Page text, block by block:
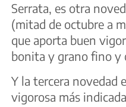
Serrata, es otra
(mitad de octubre a
que aporta buen
bonita y grano fino y
Y la tercera novedad
vigorosa más